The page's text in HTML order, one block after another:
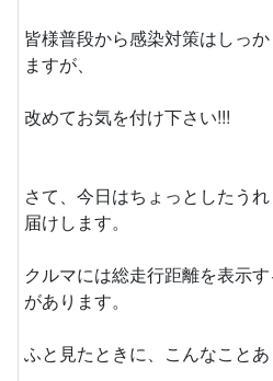
皆様普段から感染対策はしっ
ますが、
改めてお気を付け下さい!!!
さて、今日はちょっとしたう
届けします。
クルマには総走行距離を表示
があります。
ふと見たときに、こんなこと